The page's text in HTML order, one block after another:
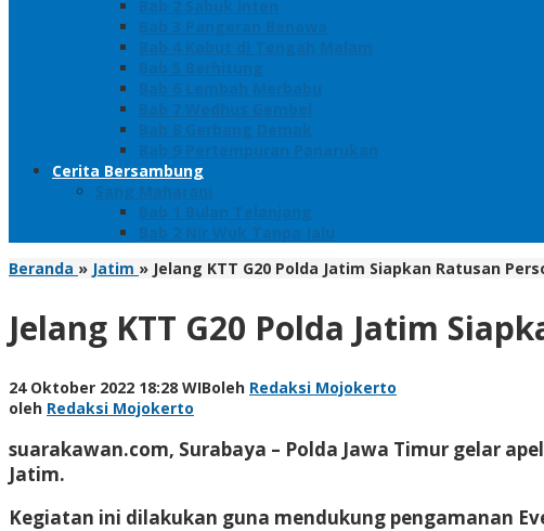
Bab 2 Sabuk Inten
Bab 3 Pangeran Benawa
Bab 4 Kabut di Tengah Malam
Bab 5 Berhitung
Bab 6 Lembah Merbabu
Bab 7 Wedhus Gembel
Bab 8 Gerbang Demak
Bab 9 Pertempuran Panarukan
Cerita Bersambung
Sang Maharani
Bab 1 Bulan Telanjang
Bab 2 Nir Wuk Tanpa Jalu
Beranda » Jatim » Jelang KTT G20 Polda Jatim Siapkan Ratusan
Jelang KTT G20 Polda Jatim
24 Oktober 2022 18:28 WIBoleh Redaksi Mojokerto
oleh Redaksi Mojokerto
suarakawan.com, Surabaya – Polda Jawa Timur gelar
Jatim.
Kegiatan ini dilakukan guna mendukung pengamanan